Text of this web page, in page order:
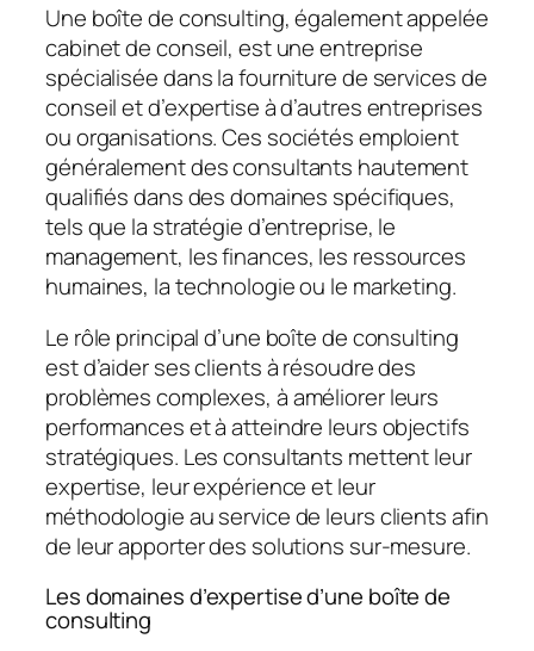
Une boîte de consulting, également appelée
cabinet de conseil, est une entreprise
spécialisée dans la fourniture de services de
conseil et d’expertise à d’autres entreprises
ou organisations. Ces sociétés emploient
généralement des consultants hautement
qualifiés dans des domaines spécifiques,
tels que la stratégie d’entreprise, le
management, les finances, les ressources
humaines, la technologie ou le marketing.
Le rôle principal d’une boîte de consulting
est d’aider ses clients à résoudre des
problèmes complexes, à améliorer leurs
performances et à atteindre leurs objectifs
stratégiques. Les consultants mettent leur
expertise, leur expérience et leur
méthodologie au service de leurs clients afin
de leur apporter des solutions sur-mesure.
Les domaines d’expertise d’une boîte de
consulting